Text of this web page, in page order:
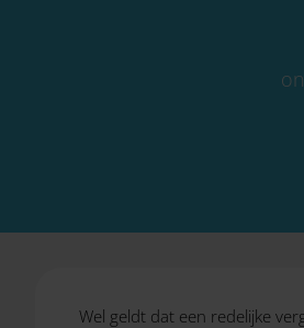
Wel geldt dat een redelijke